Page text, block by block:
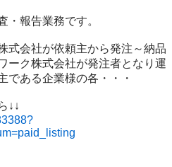
・報告業務です。
式会社が依頼主から発注～納品
ーク株式会社が発注者となり運
である企業様の各・・・